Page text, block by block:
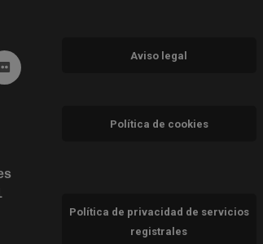
nueva)
en ventana nueva)
(abre en ventana nueva)
Ir a Flickr (abre en ventana nueva)
nueva)
ventana nueva)
(abre en ventana nueva)
Aviso legal
Política de cookies
Política de privacidad de servicios
registrales